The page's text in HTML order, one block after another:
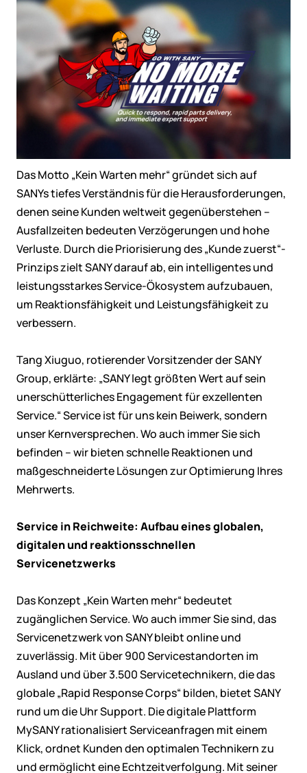
Das Motto „Kein Warten mehr“ gründet sich auf
SANYs tiefes Verständnis für die Herausforderungen,
denen seine Kunden weltweit gegenüberstehen –
Ausfallzeiten bedeuten Verzögerungen und hohe
Verluste. Durch die Priorisierung des „Kunde zuerst“-
Prinzips zielt SANY darauf ab, ein intelligentes und
leistungsstarkes Service-Ökosystem aufzubauen,
um Reaktionsfähigkeit und Leistungsfähigkeit zu
verbessern.
Tang Xiuguo, rotierender Vorsitzender der SANY
Group, erklärte: „SANY legt größten Wert auf sein
unerschütterliches Engagement für exzellenten
Service.“ Service ist für uns kein Beiwerk, sondern
unser Kernversprechen. Wo auch immer Sie sich
befinden – wir bieten schnelle Reaktionen und
maßgeschneiderte Lösungen zur Optimierung Ihres
Mehrwerts.
Service in Reichweite: Aufbau eines globalen,
digitalen und reaktionsschnellen
Servicenetzwerks
Das Konzept „Kein Warten mehr“ bedeutet
zugänglichen Service. Wo auch immer Sie sind, das
Servicenetzwerk von SANY bleibt online und
zuverlässig. Mit über 900 Servicestandorten im
Ausland und über 3.500 Servicetechnikern, die das
globale „Rapid Response Corps“ bilden, bietet SANY
rund um die Uhr Support. Die digitale Plattform
MySANY rationalisiert Serviceanfragen mit einem
Klick, ordnet Kunden den optimalen Technikern zu
und ermöglicht eine Echtzeitverfolgung. Mit seiner